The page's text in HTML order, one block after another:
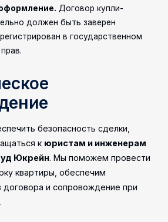
Договор купли-
должен быть заверен
в государственном
безопасность сделки,
к юристам и инженерам
Юкрейн. Мы поможем провести
квартиры, обеспечим
договора и сопровождение при